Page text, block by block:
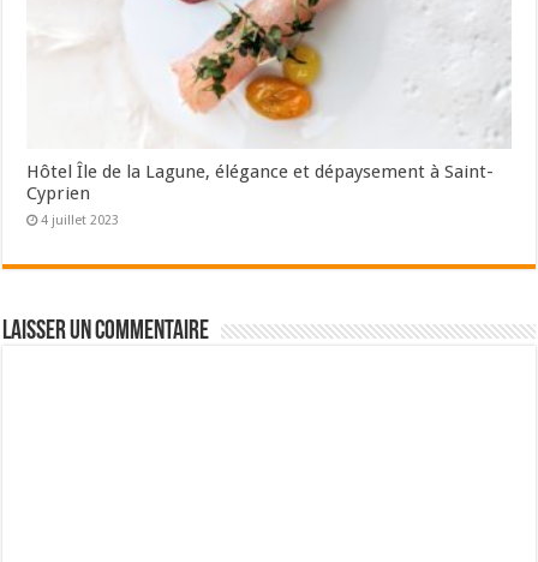
Hôtel Île de la Lagune, élégance et dépaysement à Saint-
Cyprien
4 juillet 2023
Laisser un commentaire